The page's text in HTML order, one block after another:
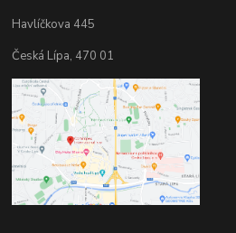
Havlíčkova 445
Česká Lípa, 470 01